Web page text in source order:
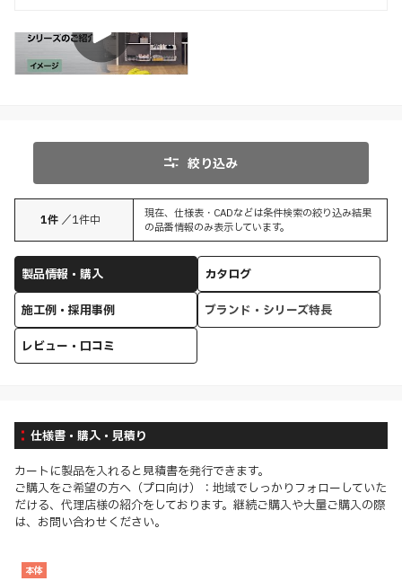
絞り込み
1件 ／1件中
現在、仕様表・CADなどは条件検索の絞り込み結果
の品番情報のみ表示しています。
製品情報・購入
カタログ
施工例・採用事例
ブランド・シリーズ特長
レビュー・口コミ
仕様書・購入・見積り
カートに製品を入れると見積書を発行できます。
ご購入をご希望の方へ（プロ向け）：地域でしっかりフォローしていた
だける、代理店様の紹介をしております。継続ご購入や大量ご購入の際
は、お問い合わせください。
本体